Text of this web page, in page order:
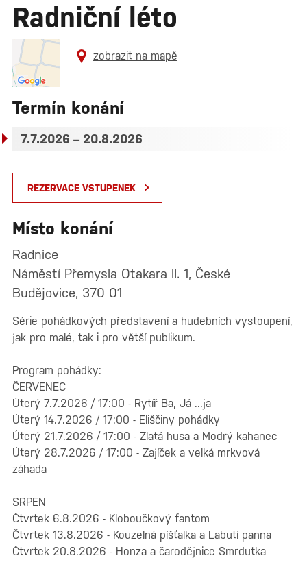
Radniční léto
zobrazit na mapě
Termín konání
7.7.2026 – 20.8.2026
REZERVACE VSTUPENEK
Místo konání
Radnice
Náměstí Přemysla Otakara II. 1, České
Budějovice, 370 01
Série pohádkových představení a hudebních vystoupení,
jak pro malé, tak i pro větší publikum.
Program pohádky:
ČERVENEC
Úterý 7.7.2026 / 17:00 - Rytíř Ba, Já ...ja
Úterý 14.7.2026 / 17:00 - Eliščiny pohádky
Úterý 21.7.2026 / 17:00 - Zlatá husa a Modrý kahanec
Úterý 28.7.2026 / 17:00 - Zajíček a velká mrkvová
záhada
SRPEN
Čtvrtek 6.8.2026 - Kloboučkový fantom
Čtvrtek 13.8.2026 - Kouzelná píšťalka a Labutí panna
Čtvrtek 20.8.2026 - Honza a čarodějnice Smrdutka